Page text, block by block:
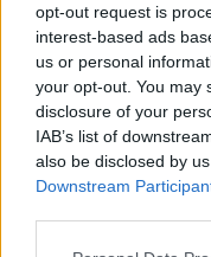
opt-out request is
interest-based ads
us or personal
your opt-out. You may
disclosure of your
IAB’s list of
also be disclosed by
Downstream
Please note that this
A ma
rappesítve
színesített
megújító Hegyi
formálása. A
retorikából
szerző ironikus
szólamától - az
át. Az erőszak, a
tobzódásának